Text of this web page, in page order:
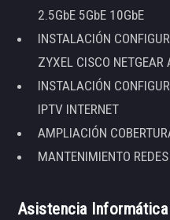
2.5GbE 5GbE 10GbE
INSTALACIÓN
ZYXEL CISCO
INSTALACIÓN
IPTV INTERNET
AMPLIACIÓN
MANTENIMIENTO REDES
Asistencia